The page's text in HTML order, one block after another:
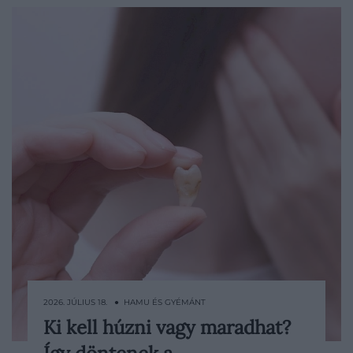
Őseink étrendjében a kemény gyökerek,
2026. JÚLIUS 18. ● HAMU ÉS GYÉMÁNT
Ki kell húzni vagy maradhat?